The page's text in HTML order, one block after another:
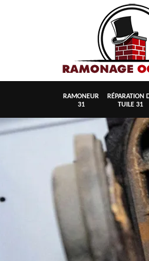
RAMONEUR
31
RÉPARATION
TUILE 31